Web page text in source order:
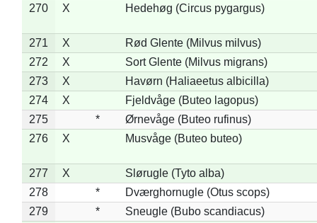
270
X Hedehøg (Circus pygargus)
271 X
Rød Glente (Milvus milvus)
272
X
Sort Glente (Milvus migrans)
273
X
Havørn (Haliaeetus albicilla)
274
X
Fjeldvåge (Buteo lagopus)
275
*
Ørnevåge (Buteo rufinus)
276
X Musvåge (Buteo buteo)
277 X
Slørugle (Tyto alba)
278
*
Dværghornugle (Otus scops)
279
*
Sneugle (Bubo scandiacus)